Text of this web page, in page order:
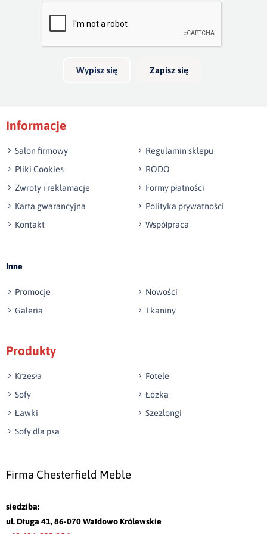
skrzynia na pościel będzie mieć 30cm głębokości. Wezgłowie
Bardzo dobry
Twoja opinia o produkcie
Wyślij opinię
Wypisz się Zapisz się
Informacje
Salon firmowy
Regulamin sklepu
Pliki Cookies
RODO
Zwroty i reklamacje
Formy płatności
Karta gwarancyjna
Polityka prywatności
Kontakt
Współpraca
Inne
Promocje
Nowości
Galeria
Tkaniny
Produkty
Krzesła
Fotele
Sofy
Łóżka
Ławki
Szezlongi
Sofy dla psa
Firma Chesterfield Meble
siedziba:
ul. Długa 41, 86-070 Wałdowo Królewskie